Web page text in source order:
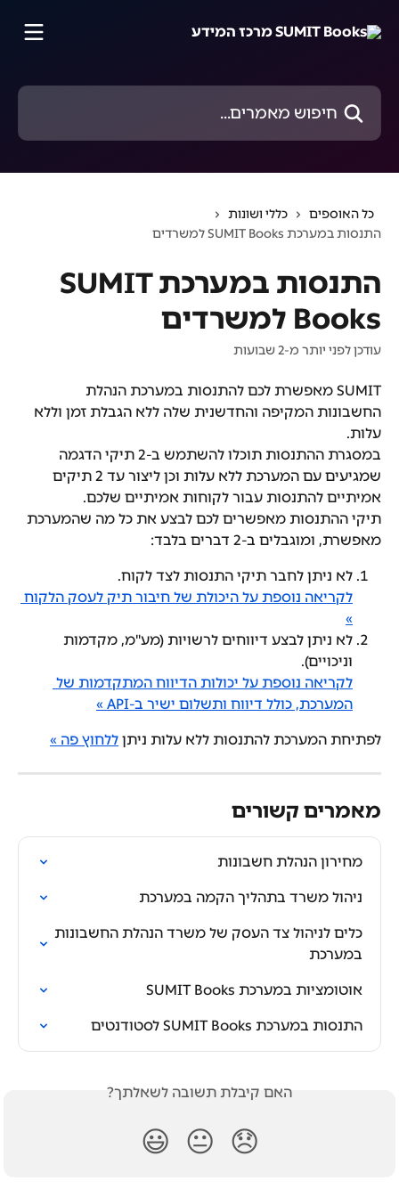
חיפוש מאמרים...
כל האוספים
כללי ושונות
התנסות במערכת SUMIT Books למשרדים
התנסות במערכת SUMIT
Books למשרדים
עודכן לפני יותר מ-2 שבועות
SUMIT מאפשרת לכם להתנסות במערכת הנהלת
החשבונות המקיפה והחדשנית שלה ללא הגבלת זמן וללא
עלות.
במסגרת ההתנסות תוכלו להשתמש ב-2 תיקי הדגמה
שמגיעים עם המערכת ללא עלות וכן ליצור עד 2 תיקים
אמיתיים להתנסות עבור לקוחות אמיתיים שלכם.
תיקי ההתנסות מאפשרים לכם לבצע את כל מה שהמערכת
מאפשרת, ומוגבלים ב-2 דברים בלבד:
לא ניתן לחבר תיקי התנסות לצד לקוח.
לקריאה נוספת על היכולת של חיבור תיק לעסק הלקוח
»
לא ניתן לבצע דיווחים לרשויות (מע"מ, מקדמות
וניכויים).
לקריאה נוספת על יכולות הדיווח המתקדמות של
המערכת, כולל דיווח ותשלום ישיר ב-API »
לפתיחת המערכת להתנסות ללא עלות ניתן ללחוץ פה »
מאמרים קשורים
מחירון הנהלת חשבונות
ניהול משרד בתהליך הקמה במערכת
כלים לניהול צד העסק של משרד הנהלת החשבונות
במערכת
אוטומציות במערכת SUMIT Books
התנסות במערכת SUMIT Books לסטודנטים
האם קיבלת תשובה לשאלתך?
😞
😐
😃